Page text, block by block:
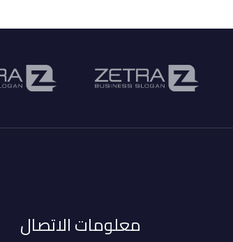
معلومات الاتصال